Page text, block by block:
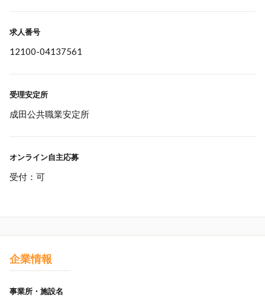
求人番号
12100-04137561
受理安定所
成田公共職業安定所
オンライン自主応募
受付：可
企業情報
事業所・施設名